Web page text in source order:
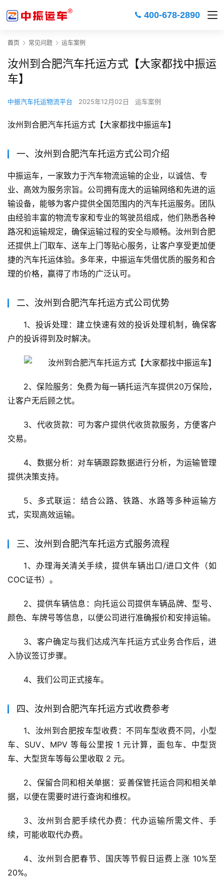
400-678-2890
首页 常见问题 运车案例
汝州到合肥汽车托运方式【大家都找中振运
车】
中振汽车托运物流平台 2025年12月02日 运车案例
汝州到合肥汽车托运方式【大家都找中振运车】
一、汝州到合肥汽车托运方式公司介绍
中振运车，一家致力于汽车物流运输的企业，以诚信、专
业、高效为服务宗旨。公司拥有庞大的运输网络和先进的运
输设备，能够为客户提供全国范围内的汽车托运服务。团队
由经验丰富的物流专家和专业的驾驶员组成，他们熟悉各种
路况和运输规定，确保运输过程的安全与顺畅。汝州到合肥
还提供上门取车、送车上门等贴心服务，让客户享受更加便
捷的汽车托运体验。多年来，中振运车凭借优质的服务和合
理的价格，赢得了市场的广泛认可。
二、汝州到合肥汽车托运方式公司优势
1、投诉处理：建立快速有效的投诉处理机制，确保客
户的投诉得到及时解决。
2、保险服务：免费为每一辆托运汽车提供20万保险，
让客户无后顾之忧。
3、代收货款：可为客户提供代收货款服务，方便客户
交易。
4、数据分析：对车辆跟踪数据进行分析，为运输管理
提供决策支持。
5、多式联运：结合公路、铁路、水路等多种运输方
式，实现高效运输。
三、汝州到合肥汽车托运方式服务流程
1、办理海关清关手续，提供车辆出口/进口文件（如
COC证书）。
2、提供车辆信息：向托运公司提供车辆品牌、型号、
颜色、车牌号等信息，以便公司进行准确报价和安排运输。
3、客户确定与我们达成汽车托运方式业务合作后，进
入协议签订步骤。
4、我们公司正式接车。
四、汝州到合肥汽车托运方式收费参考
1、汝州到合肥按车型收费：不同车型收费不同，小型
车、SUV、MPV 等每公里按 1 元计算，面包车、中型货
车、大型货车等每公里收取 2 元。
2、保留合同和相关单据：妥善保管托运合同和相关单
据，以便在需要时进行查询和维权。
3、汝州到合肥手续代办费：代办运输所需文件、手
续，可能收取代办费。
4、汝州到合肥春节、国庆等节假日运费上涨 10%至
20%。